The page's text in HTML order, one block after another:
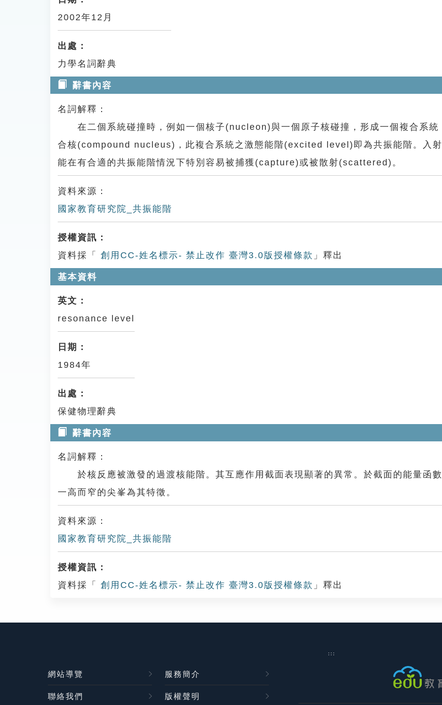
2002年12月
出處：
力學名詞辭典
辭書內容
名詞解釋：
在二個系統碰撞時，例如一個核子(nucleon)與一個原子核碰撞，形成一個複合系統
合核(compound nucleus)，此複合系統之激態能階(excited level)即為共振能階。入
能在有合適的共振能階情況下特別容易被捕獲(capture)或被散射(scattered)。
資料來源：
國家教育研究院_共振能階
授權資訊：
資料採「
創用CC-姓名標示- 禁止改作 臺灣3.0版授權條款 」釋出
基本資料
英文：
resonance level
日期：
1984年
出處：
保健物理辭典
辭書內容
名詞解釋：
於核反應被激發的過渡核能階。其互應作用截面表現顯著的異常。於截面的能量函
一高而窄的尖峯為其特徵。
資料來源：
國家教育研究院_共振能階
授權資訊：
資料採「
創用CC-姓名標示- 禁止改作 臺灣3.0版授權條款 」釋出
:::
網站導覽 服務簡介
聯絡我們 版權聲明